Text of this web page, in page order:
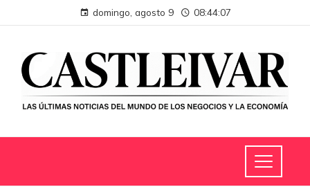
domingo, agosto 9 08:44:07